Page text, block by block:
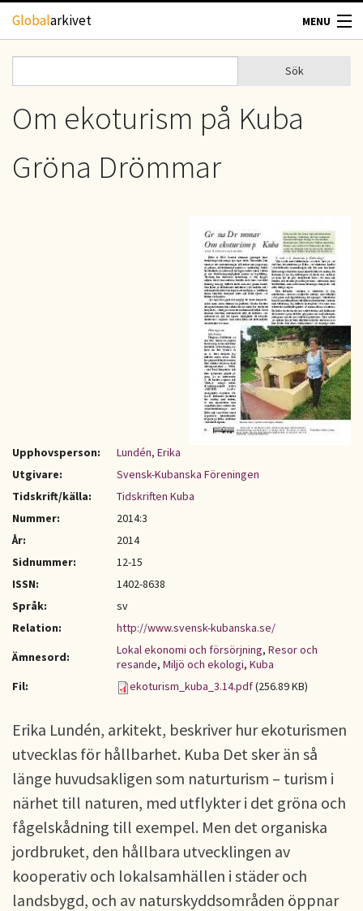
Hoppa till huvudinnehåll
Globalarkivet MENU
TIDSKRIFTER
Sökformulär
Sök
Om ekoturism på Kuba
Gröna Drömmar
Upphovsperson:
Lundén, Erika
Utgivare:
Svensk-Kubanska Föreningen
Tidskrift/källa:
Tidskriften Kuba
Nummer:
2014:3
År:
2014
Sidnummer:
12-15
ISSN:
1402-8638
Språk:
sv
Relation:
http://www.svensk-kubanska.se/
Ämnesord:
Lokal ekonomi och försörjning, Resor och
resande, Miljö och ekologi, Kuba
Fil:
ekoturism_kuba_3.14.pdf(256.89 KB)
Erika Lundén, arkitekt, beskriver hur ekoturismen
utvecklas för hållbarhet. Kuba Det sker än så
länge huvudsakligen som naturturism – turism i
närhet till naturen, med utflykter i det gröna och
fågelskådning till exempel. Men det organiska
jordbruket, den hållbara utvecklingen av
kooperativ och lokalsamhällen i städer och
landsbygd, och av naturskyddsområden öppnar